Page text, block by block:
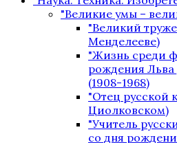
"Великие умы –
"Великий
Менделееве)
"Жизнь среди
рождения
(1908-1968)
"Отец русской
Циолковском)
"Учитель
со дня